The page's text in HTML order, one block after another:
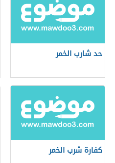
حد شارب الخمر
كفارة شرب الخمر